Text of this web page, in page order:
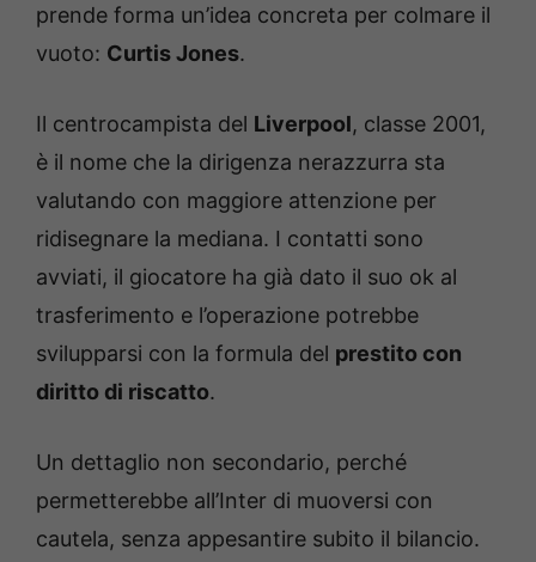
prende forma un’idea concreta per colmare il
vuoto: Curtis Jones.
Il centrocampista del Liverpool, classe 2001,
è il nome che la dirigenza nerazzurra sta
valutando con maggiore attenzione per
ridisegnare la mediana. I contatti sono
avviati, il giocatore ha già dato il suo ok al
trasferimento e l’operazione potrebbe
svilupparsi con la formula del prestito con
diritto di riscatto.
Un dettaglio non secondario, perché
permetterebbe all’Inter di muoversi con
cautela, senza appesantire subito il bilancio.